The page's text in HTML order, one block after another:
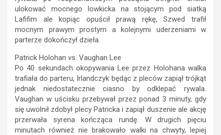
ulokować mocnego lowkicka na stojącym pod siatką
Lafifim ale kopiąc opuścił prawą rękę, Szwed trafił
mocnym prawym prostym a kolejnymi uderzeniami w
parterze dokończył dzieła.
Patrick Holohan vs. Vaughan Lee
Po 40 sekundach okopywania Lee przez Holohana walka
trafiała do parteru, Irlandczyk będąc z pleców zapiął trójkąt
jednak niedostatecznie ciasno by odklepać rywala.
Vaughan w uścisku przebywał przez ponad 3 minuty, gdy
się uwolnił zdobył plecy Patricka i zapiął duszenie ale akcję
przerwała syrena kończąca rundę. W drugich pięciu
minutach również nie brakowało walki na chwyty, lepiej